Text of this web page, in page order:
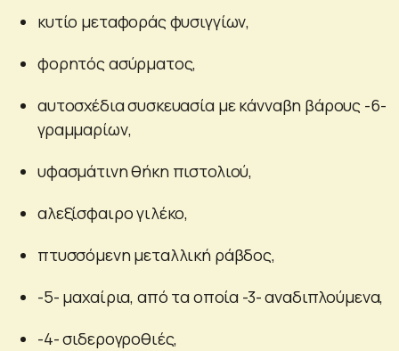
κυτίο μεταφοράς φυσιγγίων,
φορητός ασύρματος,
αυτοσχέδια συσκευασία με κάνναβη βάρους -6-
γραμμαρίων,
υφασμάτινη θήκη πιστολιού,
αλεξίσφαιρο γιλέκο,
πτυσσόμενη μεταλλική ράβδος,
-5- μαχαίρια, από τα οποία -3- αναδιπλούμενα,
-4- σιδερογροθιές,